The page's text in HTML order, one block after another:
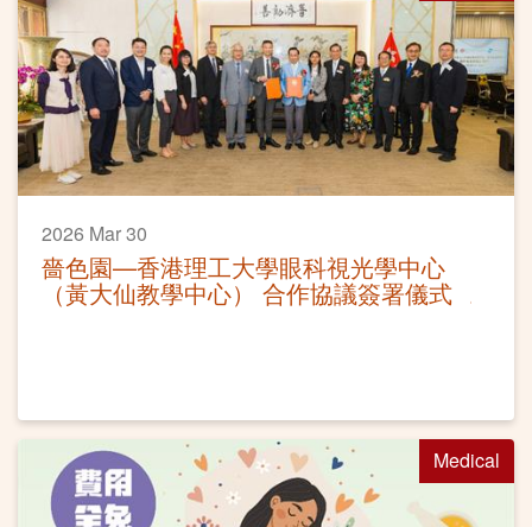
2026 Mar 30
嗇色園—香港理工大學眼科視光學中心
（黃大仙教學中心） 合作協議簽署儀式
Medical